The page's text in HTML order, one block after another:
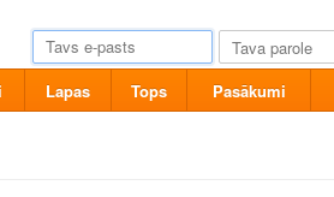
Lapas Tops Pasākumi